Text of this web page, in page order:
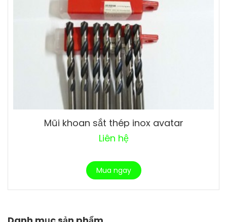
Mũi khoan sắt thép inox avatar
Liên hệ
Mua ngay